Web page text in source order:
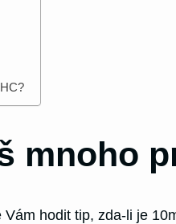
mnoho
hodit tip, zda-li je